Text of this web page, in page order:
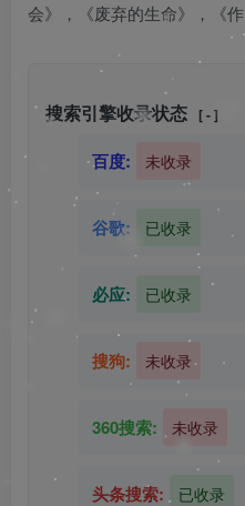
会》，《废弃的生命》，《作
搜索引擎收录状态 [ - ]
百度: 未收录
谷歌: 已收录
必应: 已收录
搜狗: 未收录
360搜索: 未收录
头条搜索: 已收录